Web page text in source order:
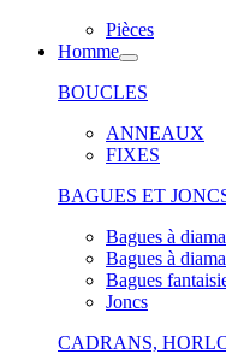
Pièces
Homme
BOUCLES
ANNEAUX
FIXES
BAGUES ET
Bagues à
Bagues à
Bagues
Joncs
CADRANS,